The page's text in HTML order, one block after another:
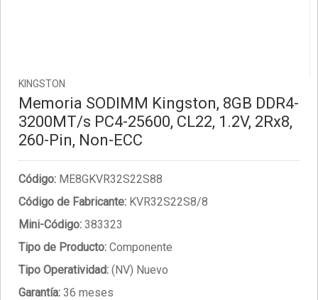
KINGSTON
Memoria SODIMM Kingston, 8GB DDR4-
3200MT/s PC4-25600, CL22, 1.2V, 2Rx8,
260-Pin, Non-ECC
Código: ME8GKVR32S22S88
Código de Fabricante: KVR32S22S8/8
Mini-Código: 383323
Tipo de Producto: Componente
Tipo Operatividad: (NV) Nuevo
Garantía: 36 meses